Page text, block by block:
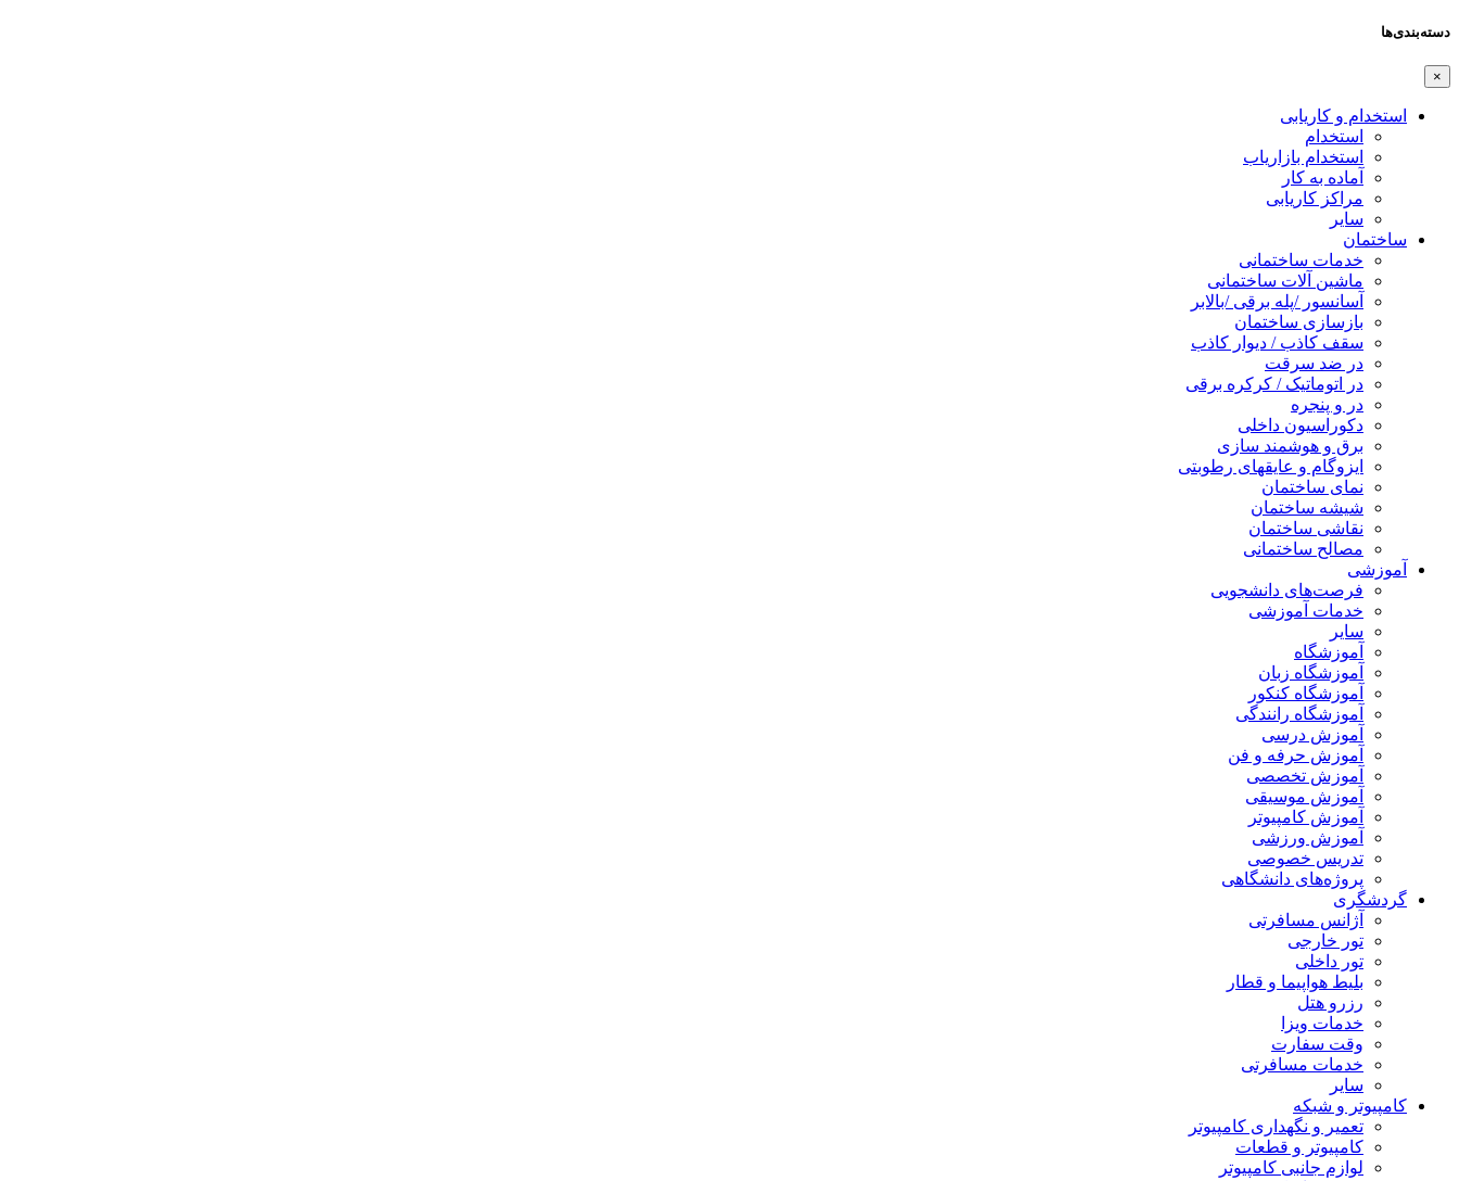
دسته‌بندی‌ها
×
استخدام و کاریابی
استخدام
استخدام بازاریاب
آماده به کار
مراکز کاریابی
سایر
ساختمان
خدمات ساختمانی
ماشین آلات ساختمانی
آسانسور /پله برقی /بالابر
بازسازی ساختمان
سقف کاذب / دیوار کاذب
در ضد سرقت
در اتوماتیک / کرکره برقی
در و پنجره
دکوراسیون داخلی
برق و هوشمند سازی
ایزوگام و عایقهای رطوبتی
نمای ساختمان
شیشه ساختمان
نقاشی ساختمان
مصالح ساختمانی
آموزشی
فرصت‌های دانشجویی
خدمات آموزشی
سایر
آموزشگاه
آموزشگاه زبان
آموزشگاه کنکور
آموزشگاه رانندگی
آموزش درسی
آموزش حرفه و فن
آموزش تخصصی
آموزش موسیقی
آموزش کامپیوتر
آموزش ورزشی
تدریس خصوصی
پروژه‌های دانشگاهی
گردشگری
آژانس مسافرتی
تور خارجی
تور داخلی
بلیط هواپیما و قطار
رزرو هتل
خدمات ویزا
وقت سفارت
خدمات مسافرتی
سایر
کامپیوتر و شبکه
تعمیر و نگهداری کامپیوتر
کامپیوتر و قطعات
لوازم جانبی کامپیوتر